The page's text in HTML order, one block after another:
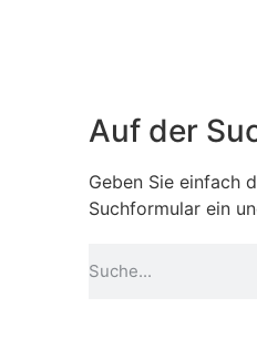
Auf der
Geben Sie einfach
Suchformular ein